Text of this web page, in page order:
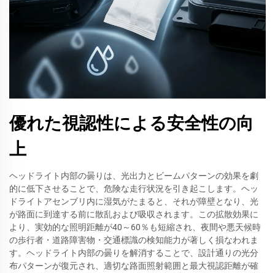
優れた視認性による安全性の向
上
ヘッドライト内部の曇りは、光出力とビームパターンの効果を劇
的に低下させることで、危険な走行状況を引き起こします。ヘッ
ドライトアセンブリ内に湿気がたまると、それが障壁となり、光
が路面に到達する前に散乱および吸収されます。この拡散効果に
より、実効的な照明距離が40～60％も短縮され、夜間や悪天候時
の歩行者・道路障害物・交通標識の検知能力が著しく損なわれま
す。ヘッドライト内部の曇りを解消することで、設計通りの光分
布パターンが復元され、適切な路面照射範囲と最大視認距離が確